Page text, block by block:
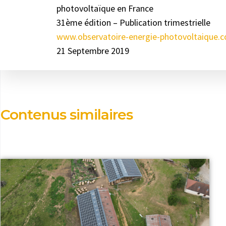
photovoltaïque en France
31ème édition – Publication trimestrielle
www.observatoire-energie-
21 Septembre 2019
Contenus similaires